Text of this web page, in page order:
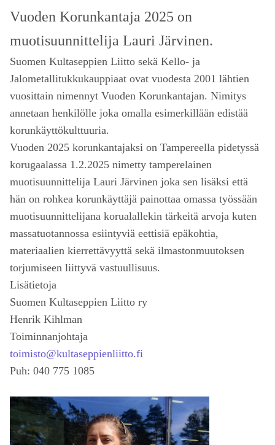
Vuoden Korunkantaja 2025 on
muotisuunnittelija Lauri Järvinen.
Suomen Kultaseppien Liitto sekä Kello- ja
Jalometallitukkukauppiaat ovat vuodesta 2001 lähtien
vuosittain nimennyt Vuoden Korunkantajan. Nimitys
annetaan henkilölle joka omalla esimerkillään edistää
korunkäyttökulttuuria.
Vuoden 2025 korunkantajaksi on Tampereella pidetyssä
korugaalassa 1.2.2025 nimetty tamperelainen
muotisuunnittelija Lauri Järvinen joka sen lisäksi että
hän on rohkea korunkäyttäjä painottaa omassa työssään
muotisuunnittelijana korualallekin tärkeitä arvoja kuten
massatuotannossa esiintyviä eettisiä epäkohtia,
materiaalien kierrettävyyttä sekä ilmastonmuutoksen
torjumiseen liittyvä vastuullisuus.
Lisätietoja
Suomen Kultaseppien Liitto ry
Henrik Kihlman
Toiminnanjohtaja
toimisto@kultaseppienliitto.fi
Puh: 040 775 1085